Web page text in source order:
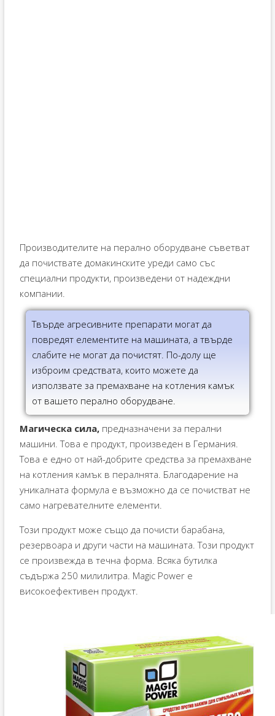
Производителите на перално оборудване съветват
да почиствате домакинските уреди само със
специални продукти, произведени от надеждни
компании.
Твърде агресивните препарати могат да
повредят елементите на машината, а твърде
слабите не могат да почистят. По-долу ще
изброим средствата, които можете да
използвате за премахване на котления камък
от вашето перално оборудване.
Магическа сила,предназначени за перални
машини. Това е продукт, произведен в Германия.
Това е едно от най-добрите средства за премахване
на котления камък в пералнята. Благодарение на
уникалната формула е възможно да се почистват не
само нагревателните елементи.
Този продукт може също да почисти барабана,
резервоара и други части на машината. Този продукт
се произвежда в течна форма. Всяка бутилка
съдържа 250 милилитра. Magic Power е
високоефективен продукт.